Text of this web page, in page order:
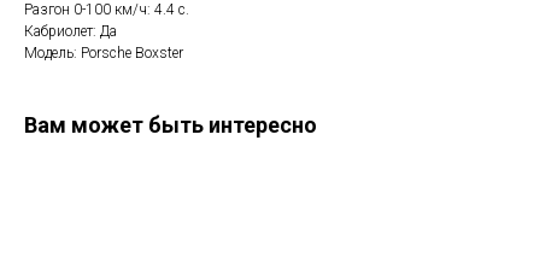
Разгон 0-100 км/ч: 4.4 с.
Кабриолет: Да
Модель: Porsche Boxster
Вам может быть интересно